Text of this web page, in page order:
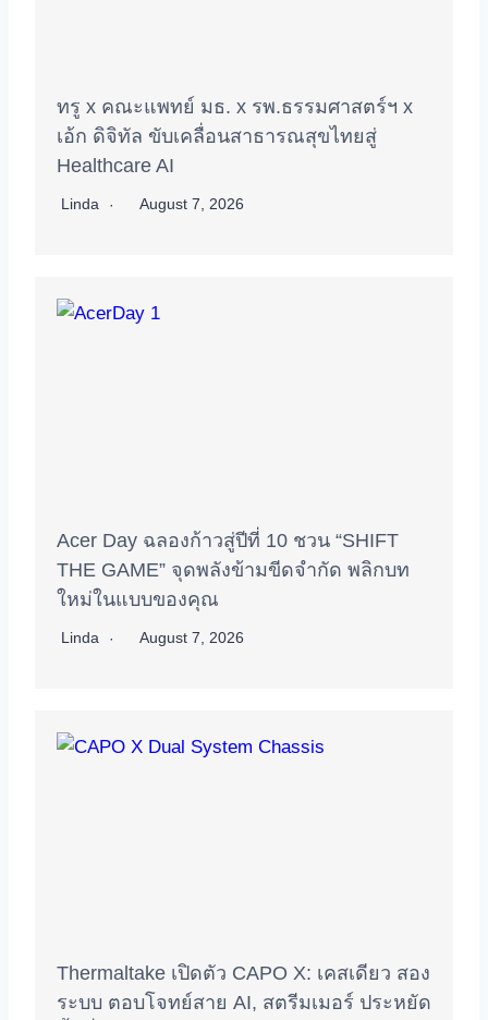
ทรู x คณะแพทย์ มธ. x รพ.ธรรมศาสตร์ฯ x
เอ้ก ดิจิทัล ขับเคลื่อนสาธารณสุขไทยสู่
Healthcare AI
Linda August 7, 2026
Acer Day ฉลองก้าวสู่ปีที่ 10 ชวน “SHIFT
THE GAME” จุดพลังข้ามขีดจำกัด พลิกบท
ใหม่ในแบบของคุณ
Linda August 7, 2026
Thermaltake เปิดตัว CAPO X: เคสเดียว สอง
ระบบ ตอบโจทย์สาย AI, สตรีมเมอร์ ประหยัด